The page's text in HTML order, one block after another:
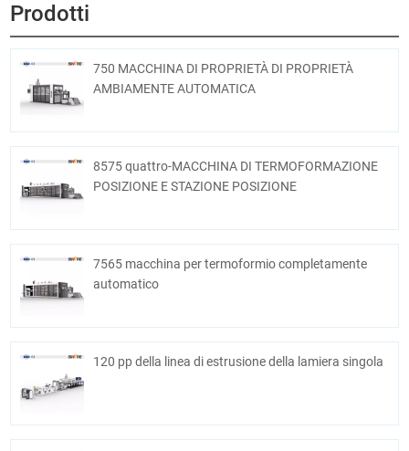
Prodotti
750 MACCHINA DI PROPRIETÀ DI PROPRIETÀ
AMBIAMENTE AUTOMATICA
8575 quattro-MACCHINA DI TERMOFORMAZIONE
POSIZIONE E STAZIONE POSIZIONE
7565 macchina per termoformio completamente
automatico
120 pp della linea di estrusione della lamiera singola